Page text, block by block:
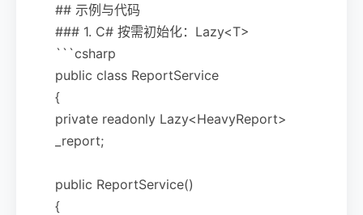
## 示例与代码
### 1. C# 按需初始化：Lazy<T>
```csharp
public class ReportService
{
private readonly Lazy<HeavyReport>
_report;
public ReportService()
{